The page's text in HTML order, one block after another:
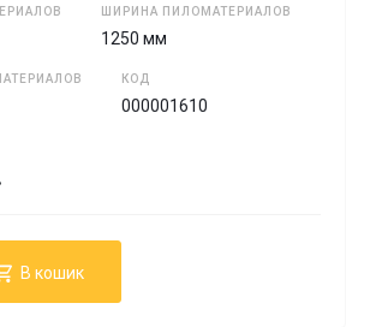
ШИРИНА ПИЛОМАТЕРИАЛОВ
1250 мм
КОД
000001610
В кошик